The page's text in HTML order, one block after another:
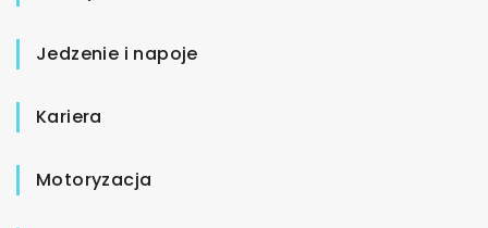
Jedzenie i napoje
Kariera
Motoryzacja